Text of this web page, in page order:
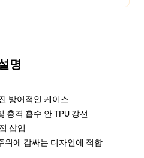
명
방어적인 케이스
충격 흡수 안 TPU 강선
삽입
위에 감싸는 디자인에 적합